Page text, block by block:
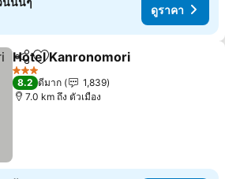
ดูราคา
แชร์ เพิ่มในรายการโปรด
Hotel Kanronomori
3 ดาว
8.2 ดีมาก
1,839
7.0 km ถึง ตัวเมือง